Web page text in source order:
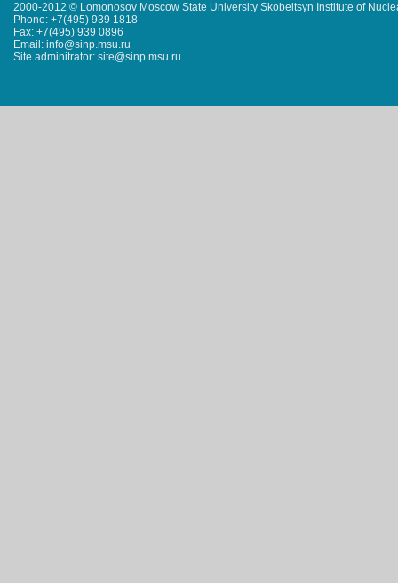
2000-2012 © Lomonosov Moscow State University Skobeltsyn Institute of
Phone: +7(495) 939 1818
Fax: +7(495) 939 0896
Email: info@sinp.msu.ru
Site adminitrator: site@sinp.msu.ru